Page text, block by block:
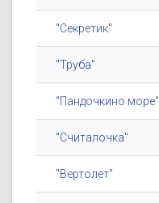
"Секретик"
"Труба"
"Пандочкино море"
"Считалочка"
"Вертолет"